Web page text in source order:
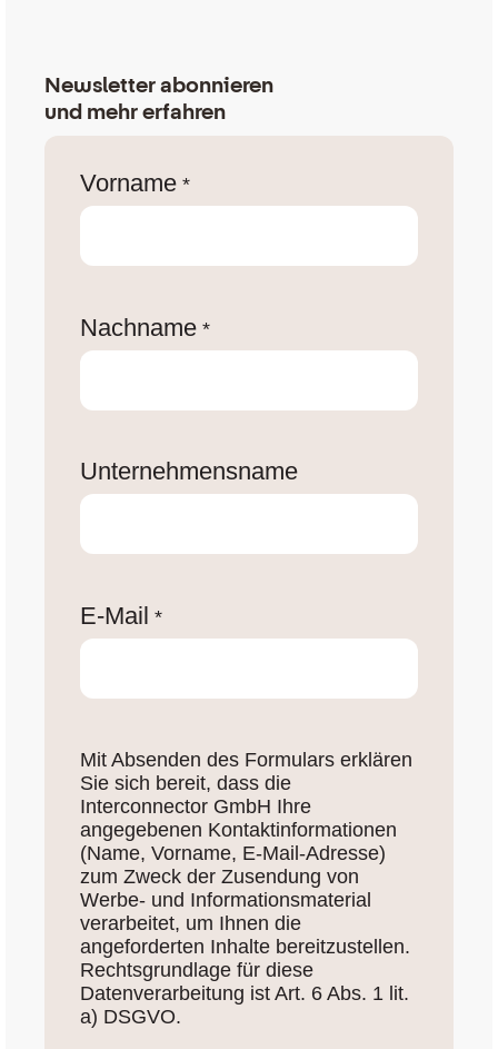
Newsletter abonnieren
und mehr erfahren
Vorname *
Nachname *
Unternehmensname
E-Mail *
Mit Absenden des Formulars erklären
Sie sich bereit, dass die
Interconnector GmbH Ihre
angegebenen Kontaktinformationen
(Name, Vorname, E-Mail-Adresse)
zum Zweck der Zusendung von
Werbe- und Informationsmaterial
verarbeitet, um Ihnen die
angeforderten Inhalte bereitzustellen.
Rechtsgrundlage für diese
Datenverarbeitung ist Art. 6 Abs. 1 lit.
a) DSGVO.